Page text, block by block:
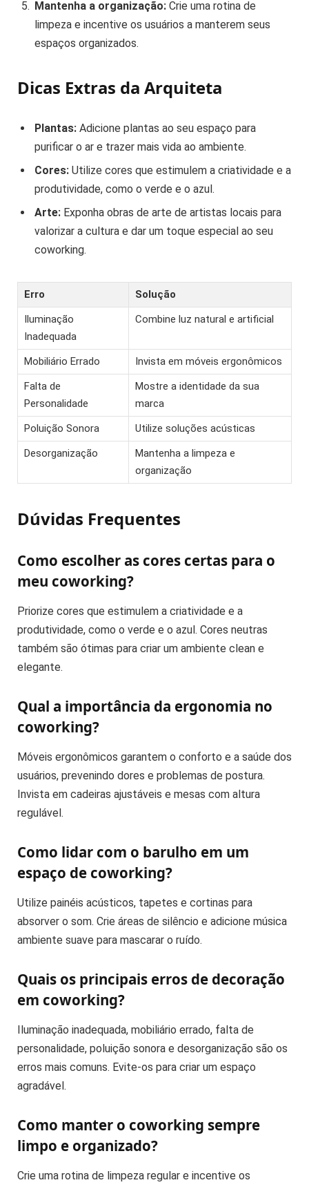
Mantenha a organização: Crie uma rotina de
limpeza e incentive os usuários a manterem seus
espaços organizados.
Dicas Extras da Arquiteta
Plantas: Adicione plantas ao seu espaço para
purificar o ar e trazer mais vida ao ambiente.
Cores: Utilize cores que estimulem a criatividade e a
produtividade, como o verde e o azul.
Arte: Exponha obras de arte de artistas locais para
valorizar a cultura e dar um toque especial ao seu
coworking.
Erro
Solução
Iluminação
Inadequada
Combine luz natural e artificial
Mobiliário Errado
Invista em móveis ergonômicos
Falta de
Personalidade
Mostre a identidade da sua
marca
Poluição Sonora
Utilize soluções acústicas
Desorganização
Mantenha a limpeza e
organização
Dúvidas Frequentes
Como escolher as cores certas para o
meu coworking?
Priorize cores que estimulem a criatividade e a
produtividade, como o verde e o azul. Cores neutras
também são ótimas para criar um ambiente clean e
elegante.
Qual a importância da ergonomia no
coworking?
Móveis ergonômicos garantem o conforto e a saúde dos
usuários, prevenindo dores e problemas de postura.
Invista em cadeiras ajustáveis e mesas com altura
regulável.
Como lidar com o barulho em um
espaço de coworking?
Utilize painéis acústicos, tapetes e cortinas para
absorver o som. Crie áreas de silêncio e adicione música
ambiente suave para mascarar o ruído.
Quais os principais erros de decoração
em coworking?
Iluminação inadequada, mobiliário errado, falta de
personalidade, poluição sonora e desorganização são os
erros mais comuns. Evite-os para criar um espaço
agradável.
Como manter o coworking sempre
limpo e organizado?
Crie uma rotina de limpeza regular e incentive os